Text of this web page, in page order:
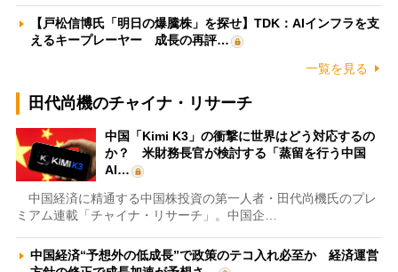
【戸松信博氏「明日の爆騰株」を探せ】TDK：AIインフラを支
えるキープレーヤー 成長の再評…
一覧を見る
田代尚機のチャイナ・リサーチ
中国「Kimi K3」の衝撃に世界はどう対応するの
か？ 米財務長官が検討する「蒸留を行う中国
AI…
中国経済に精通する中国株投資の第一人者・田代尚機氏のプレ
ミアム連載「チャイナ・リサーチ」。中国企…
中国経済“予想外の低成長”で政策のテコ入れ必至か 経済運営